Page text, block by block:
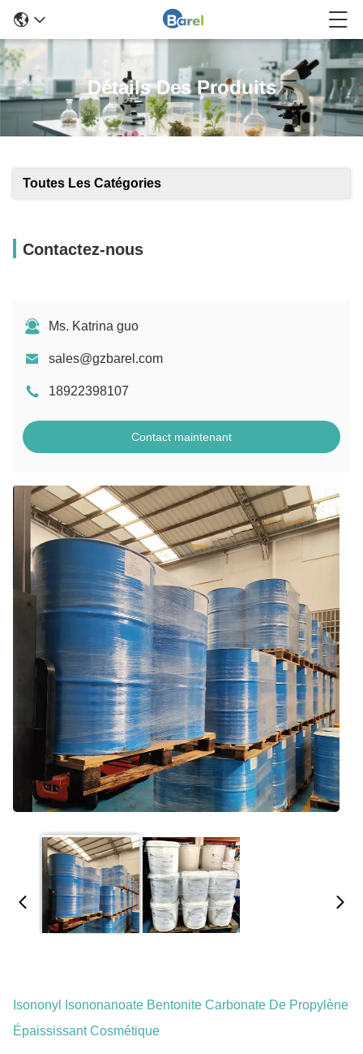
Détails Des Produits
Toutes Les Catégories
Contactez-nous
Ms. Katrina guo
sales@gzbarel.com
18922398107
Contact maintenant
Isononyl Isononanoate Bentonite Carbonate De Propylène
Épaississant Cosmétique